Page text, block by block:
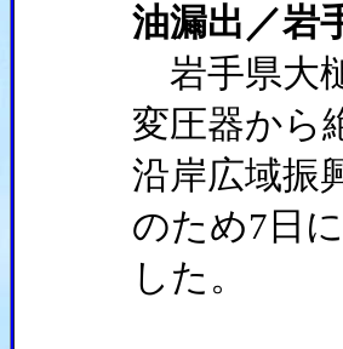
油漏出／岩
岩手県大
変圧器から
沿岸広域振
のため7日
した。